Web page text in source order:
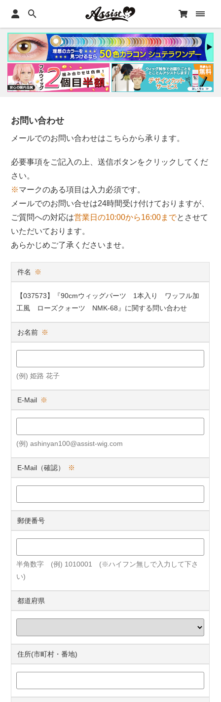
お問い合わせ
メールでのお問い合わせはこちらから承ります。
必要事項をご記入の上、送信ボタンをクリックしてくだ
さい。
※マークのある項目は入力必須です。
メールでのお問い合せは24時間受け付けておりますが、
ご質問への対応は営業日の10:00から16:00までとさせて
いただいております。
あらかじめご了承くださいませ。
件名 ※
【037573】『90cmウィッグパーツ 1本入り ワッフル加
工風 ローズクォーツ NMK-68』に関する問い合わせ
お名前 ※
(例) 姫路 花子
E-Mail ※
(例) ashinyan100@assist-wig.com
E-Mail（確認） ※
郵便番号
半角数字 (例) 1010001 (※ハイフン無しで入力して下さ
い)
都道府県
住所(市町村・番地)